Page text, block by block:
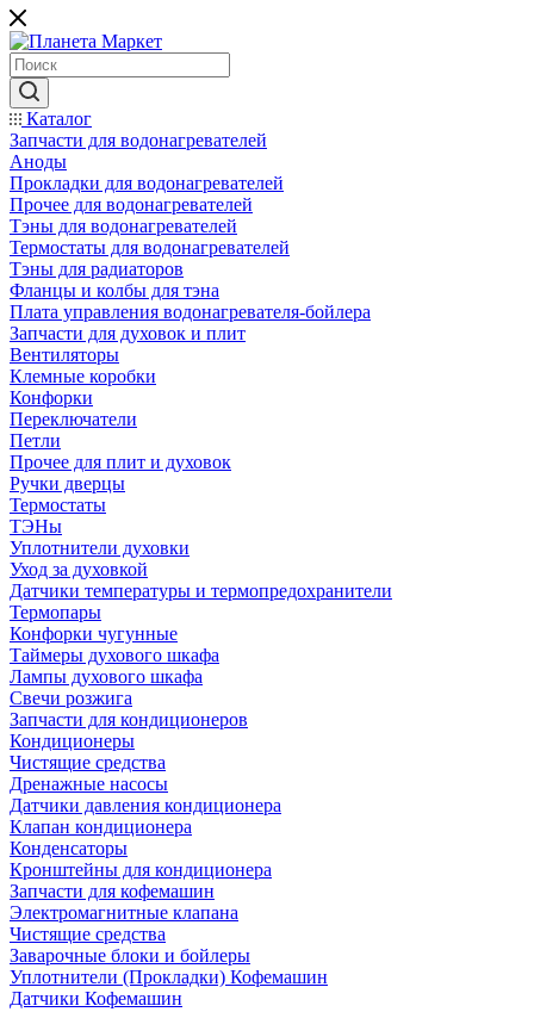
Каталог
Запчасти для водонагревателей
Аноды
Прокладки для водонагревателей
Прочее для водонагревателей
Тэны для водонагревателей
Термостаты для водонагревателей
Тэны для радиаторов
Фланцы и колбы для тэна
Плата управления водонагревателя-бойлера
Запчасти для духовок и плит
Вентиляторы
Клемные коробки
Конфорки
Переключатели
Петли
Прочее для плит и духовок
Ручки дверцы
Термостаты
ТЭНы
Уплотнители духовки
Уход за духовкой
Датчики температуры и термопредохранители
Термопары
Конфорки чугунные
Таймеры духового шкафа
Лампы духового шкафа
Свечи розжига
Запчасти для кондиционеров
Кондиционеры
Чистящие средства
Дренажные насосы
Датчики давления кондиционера
Клапан кондиционера
Конденсаторы
Кронштейны для кондиционера
Запчасти для кофемашин
Электромагнитные клапана
Чистящие средства
Заварочные блоки и бойлеры
Уплотнители (Прокладки) Кофемашин
Датчики Кофемашин